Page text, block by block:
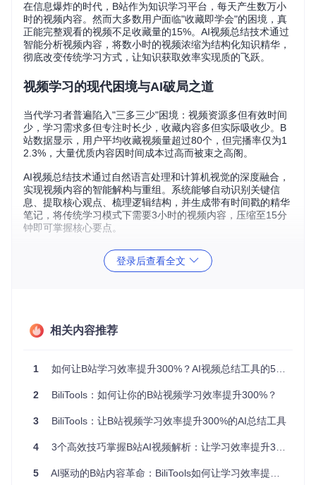
在信息爆炸的时代，B站作为知识学习平台，每天产生数万小
时的视频内容。然而大多数用户面临"收藏即学会"的困境，真
正能完整观看的视频不足收藏量的15%。AI视频总结技术通过
智能分析视频内容，将数小时的视频浓缩为结构化知识精华，
彻底改变传统学习方式，让知识获取效率实现质的飞跃。
视频学习的现代困境与AI破局之道
当代学习者普遍陷入"三多三少"困境：视频资源多但有效时间
少，学习需求多但专注时长少，收藏内容多但实际吸收少。B
站数据显示，用户平均收藏视频量超过80个，但完播率仅为1
2.3%，大量优质内容因时间成本过高而被束之高阁。
AI视频总结技术通过自然语言处理和计算机视觉的深度融合，
实现视频内容的智能解构与重组。系统能够自动识别关键信
息、提取核心观点、梳理逻辑结构，并生成带有时间戳的精华
笔记，将传统学习模式下需要3小时的视频内容，压缩至15分
钟即可掌握核心要点。
AI视频总结功能界面：智能识别视频结构，提供章节化内容导
时间效率的指数级提升
信息密度仅为35%左右。AI总结技术通过智能过滤重复内容、
示，使用AI总结功能后，用户完成同等学习目标的时间从平均
不同于简单的文字摘要，AI视频总结构建多维知识框架：通过
时间轴标记重要节点，用思维导图呈现逻辑关系，以关键词云
突出核心概念。这种结构化呈现使知识留存率从传统观看的2
登录后查看全文
相关内容推荐
1 如何让B站学习效率提升300%？AI视频总结工具的5个核心价值
2 BiliTools：如何让你的B站视频学习效率提升300%？
3 BiliTools：让B站视频学习效率提升300%的AI总结工具
4 3个高效技巧掌握B站AI视频解析：让学习效率提升300%
5 AI驱动的B站内容革命：BiliTools如何让学习效率提升300%